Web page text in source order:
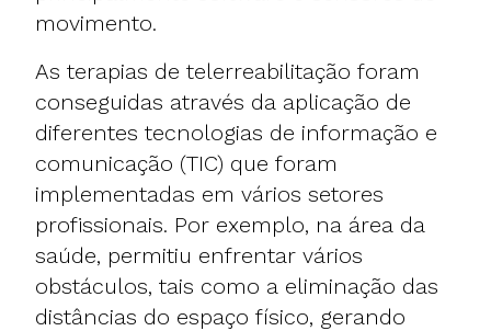
movimento.
As terapias de telerreabilitação foram
conseguidas através da aplicação de
diferentes tecnologias de informação e
comunicação (TIC) que foram
implementadas em vários setores
profissionais. Por exemplo, na área da
saúde, permitiu enfrentar vários
obstáculos, tais como a eliminação das
distâncias do espaço físico, gerando